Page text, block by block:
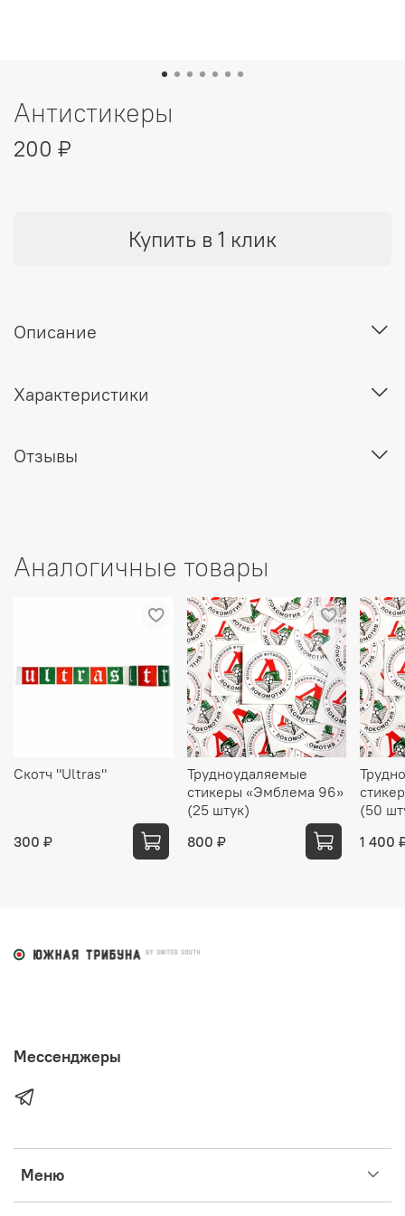
Антистикеры
200 ₽
Купить в 1 клик
Описание
Характеристики
Отзывы
Аналогичные товары
Скотч "Ultras"
300 ₽
Трудноудаляемые
стикеры «Эмблема 96»
(25 штук)
800 ₽
(50
1 400
Меню
Мессенджеры